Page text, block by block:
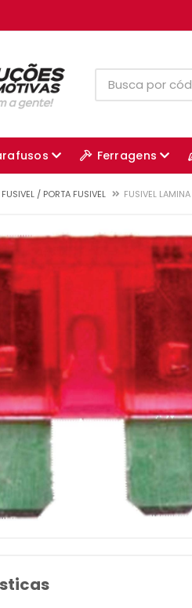
Ferragens
FUSIVEL / PORTA FUSIVEL FUSIVEL